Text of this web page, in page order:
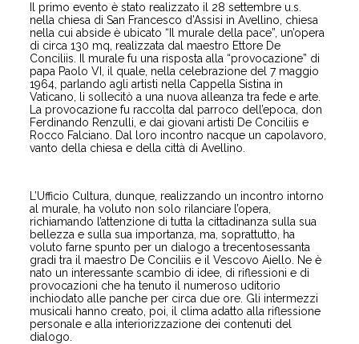
Il primo evento è stato realizzato il 28 settembre u.s.
nella chiesa di San Francesco d’Assisi in Avellino, chiesa
nella cui abside è ubicato “Il murale della pace”, un’opera
di circa 130 mq, realizzata dal maestro Ettore De
Conciliis. Il murale fu una risposta alla “provocazione” di
papa Paolo VI, il quale, nella celebrazione del 7 maggio
1964, parlando agli artisti nella Cappella Sistina in
Vaticano, li sollecitò a una nuova alleanza tra fede e arte.
La provocazione fu raccolta dal parroco dell’epoca, don
Ferdinando Renzulli, e dai giovani artisti De Conciliis e
Rocco Falciano. Dal loro incontro nacque un capolavoro,
vanto della chiesa e della città di Avellino.
L’Ufficio Cultura, dunque, realizzando un incontro intorno
al murale, ha voluto non solo rilanciare l’opera,
richiamando l’attenzione di tutta la cittadinanza sulla sua
bellezza e sulla sua importanza, ma, soprattutto, ha
voluto farne spunto per un dialogo a trecentosessanta
gradi tra il maestro De Conciliis e il Vescovo Aiello. Ne è
nato un interessante scambio di idee, di riflessioni e di
provocazioni che ha tenuto il numeroso uditorio
inchiodato alle panche per circa due ore. Gli intermezzi
musicali hanno creato, poi, il clima adatto alla riflessione
personale e alla interiorizzazione dei contenuti del
dialogo.